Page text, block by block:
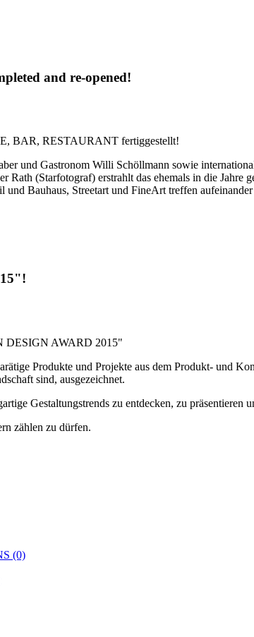
and re-opened!
BAR, RESTAURANT fertiggestellt!
und Gastronom Willi Schöllmann sowie
(Starfotograf) erstrahlt das ehemals in die
Bauhaus, Streetart und FineArt treffen
DESIGN AWARD 2015"
Produkte und Projekte aus dem Produkt- und
sind, ausgezeichnet.
Gestaltungstrends zu entdecken, zu präsentieren
zählen zu dürfen.
(0)